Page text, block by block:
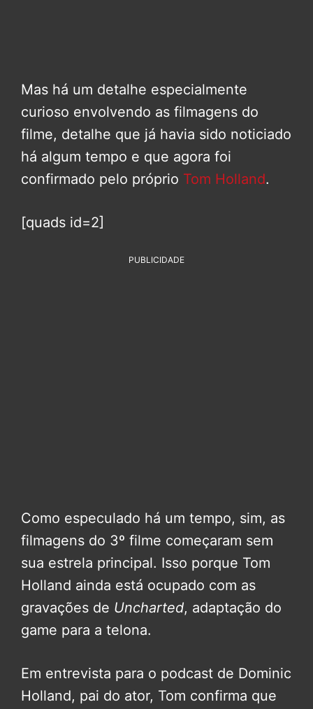
Mas há um detalhe especialmente
curioso envolvendo as filmagens do
filme, detalhe que já havia sido noticiado
há algum tempo e que agora foi
confirmado pelo próprio Tom Holland.
[quads id=2]
PUBLICIDADE
Como especulado há um tempo, sim, as
filmagens do 3º filme começaram sem
sua estrela principal. Isso porque Tom
Holland ainda está ocupado com as
gravações de Uncharted, adaptação do
game para a telona.
Em entrevista para o podcast de Dominic
Holland, pai do ator, Tom confirma que